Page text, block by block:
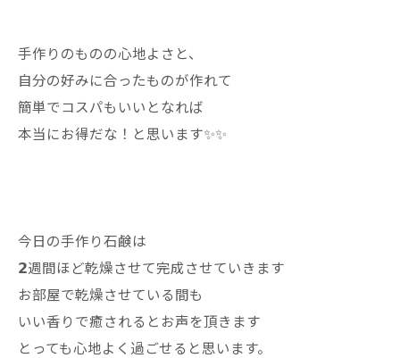
手作りのものの心地よさと、
自分の好みに合ったものが作れて
簡単でコスパもいいとなれば
本当にお得だな！と思います✨✨
今日の手作り石鹸は
𝟮週間ほど乾燥させて完成させていきます
お部屋で乾燥させている間も
いい香りで癒されるとお声を頂きます
とっても心地よく過ごせると思います。